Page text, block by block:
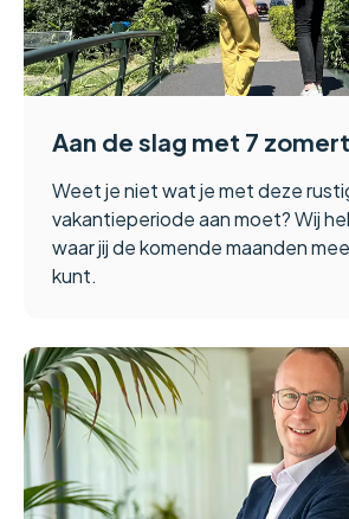
Aan de slag met 7
Weet je niet wat je met deze
vakantieperiode aan moet? Wij
waar jij de komende maanden
kunt.